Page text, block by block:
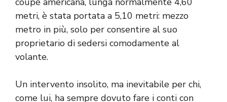
metri, è stata portata a 5,10 metri: mezzo
metro in più, solo per consentire al suo
proprietario di sedersi comodamente al
volante.
Un intervento insolito, ma inevitabile per chi,
come lui, ha sempre dovuto fare i conti con